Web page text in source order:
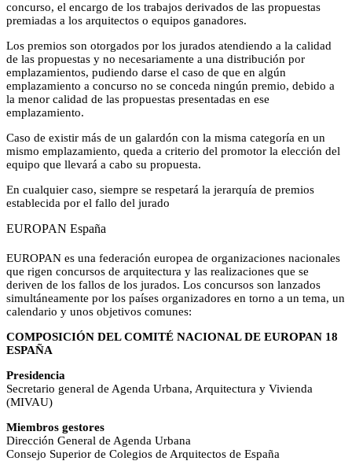
concurso, el encargo de los trabajos derivados de las propuestas
premiadas a los arquitectos o equipos ganadores.
Los premios son otorgados por los jurados atendiendo a la calidad
de las propuestas y no necesariamente a una distribución por
emplazamientos, pudiendo darse el caso de que en algún
emplazamiento a concurso no se conceda ningún premio, debido a
la menor calidad de las propuestas presentadas en ese
emplazamiento.
Caso de existir más de un galardón con la misma categoría en un
mismo emplazamiento, queda a criterio del promotor la elección del
equipo que llevará a cabo su propuesta.
En cualquier caso, siempre se respetará la jerarquía de premios
establecida por el fallo del jurado
EUROPAN España
EUROPAN es una federación europea de organizaciones nacionales
que rigen concursos de arquitectura y las realizaciones que se
deriven de los fallos de los jurados. Los concursos son lanzados
simultáneamente por los países organizadores en torno a un tema, un
calendario y unos objetivos comunes:
COMPOSICIÓN DEL COMITÉ NACIONAL DE EUROPAN 18
ESPAÑA
Presidencia
Secretario general de Agenda Urbana, Arquitectura y Vivienda
(MIVAU)
Miembros gestores
Dirección General de Agenda Urbana
Consejo Superior de Colegios de Arquitectos de España